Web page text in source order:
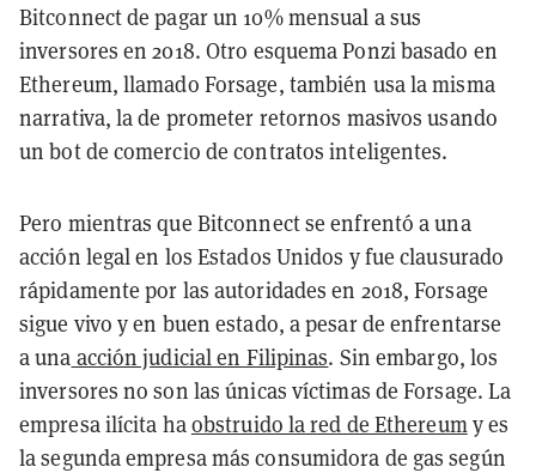
Bitconnect de pagar un 10% mensual a sus
inversores en 2018. Otro esquema Ponzi basado en
Ethereum, llamado Forsage, también usa la misma
narrativa, la de prometer retornos masivos usando
un bot de comercio de contratos inteligentes.
Pero mientras que Bitconnect se enfrentó a una
acción legal en los Estados Unidos y fue clausurado
rápidamente por las autoridades en 2018, Forsage
sigue vivo y en buen estado, a pesar de enfrentarse
a una acción judicial en Filipinas. Sin embargo, los
inversores no son las únicas víctimas de Forsage. La
empresa ilícita haobstruido la red de Ethereumy es
la segunda empresa más consumidora de gas según